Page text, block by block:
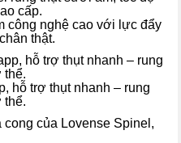
công nghệ cao với lực đẩy
thật.
hỗ trợ thụt nhanh – rung
thể.